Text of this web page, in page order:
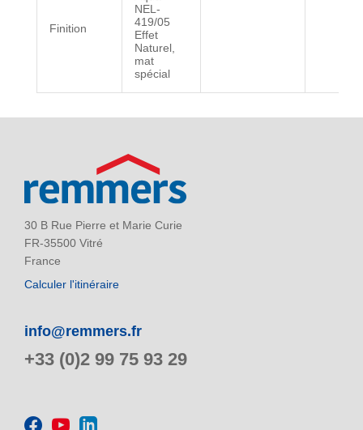
Finition
NEL-
419/05
Effet
Naturel,
mat
spécial
30 B Rue Pierre et Marie Curie
FR-35500 Vitré
France
Calculer l'itinéraire
info@remmers.fr
+33 (0)2 99 75 93 29